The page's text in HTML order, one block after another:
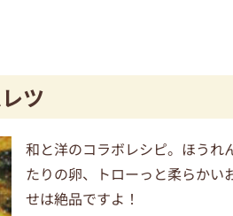
ツ
和と洋のコラボレシピ。ほうれ
たりの卵、トローっと柔らかい
せは絶品ですよ！